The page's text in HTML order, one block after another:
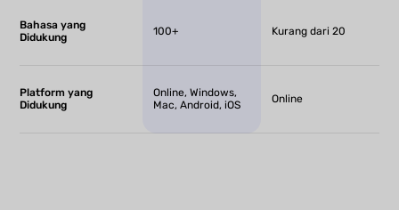
Bahasa yang
Didukung
100+ Kurang dari 20
Platform yang
Didukung
Online, Windows,
Mac, Android, iOS
Online